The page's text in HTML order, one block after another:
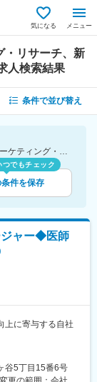
気になる メニュー
・リサーチ、新
人検索結果
条件で並び替え
[勤務地]新潟県 [業種]医療広告代理店・出版社・マーケティング・リサーチ-医薬品・医療機器・ライフサイエンス・医療系サービス [詳細条件](休日・働き方)産休・育休取得実績あり
つでもチェック
条件を保存
ジャー◆医師
上に寄与する自社
ロダクトマネー
谷5丁目15番6号